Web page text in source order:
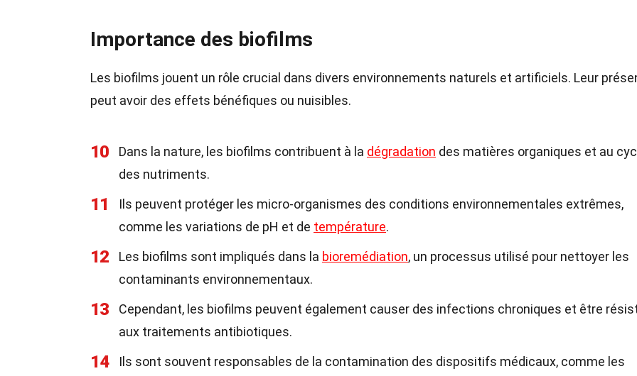
Importance des biofilms
Les biofilms jouent un rôle crucial dans divers environnements naturels et artificiels. Leur
peut avoir des effets bénéfiques ou nuisibles.
10 Dans la nature, les biofilms contribuent à la dégradation des matières organiques et au
des nutriments.
11
Ils peuvent protéger les micro-organismes des conditions environnementales extrêmes,
comme les variations de pH et de température.
12 Les biofilms sont impliqués dans la bioremédiation, un processus utilisé pour nettoyer les
contaminants environnementaux.
13
Cependant, les biofilms peuvent également causer des infections chroniques et être
aux traitements antibiotiques.
14
Ils sont souvent responsables de la contamination des dispositifs médicaux, comme les